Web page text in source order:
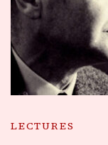
LECTURES